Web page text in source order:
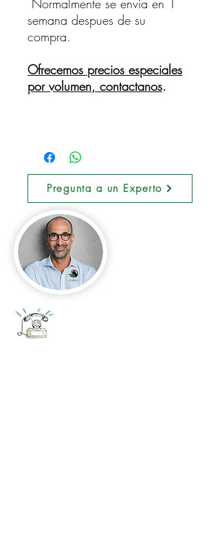
Normalmente se envia en 1
semana despues de su
compra.
Ofrecemos precios especiales
por volumen, contactanos.
Pregunta a un Experto